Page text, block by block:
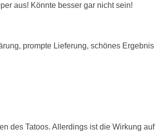
aus! Könnte besser gar nicht sein!
prompte Lieferung, schönes Ergebnis
des Tatoos. Allerdings ist die Wirkung auf